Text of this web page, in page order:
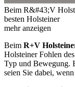
Beim R&#43;V
besten Holsteiner
mehr anzeigen
Beim R+V
Holsteiner Fohlen
Typ und Bewegung.
seien Sie dabei,